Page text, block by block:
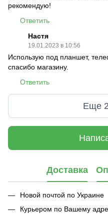
рекомендую!
Ответить
Настя
19.01.2023 в 10:56
Использую под планшет,
спасибо магазину.
Ответить
Еще
Доставка
Новой почтой по Украине
Курьером по Вашему